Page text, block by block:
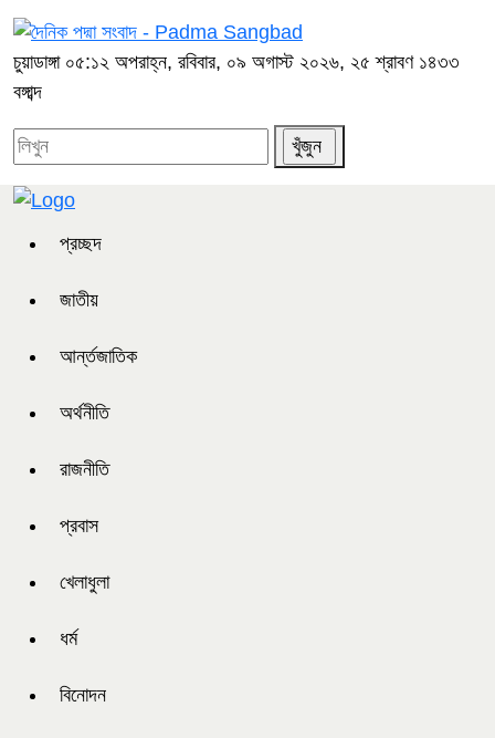
চুয়াডাঙ্গা ০৫:১২ অপরাহ্ন, রবিবার, ০৯ অগাস্ট ২০২৬, ২৫ শ্রাবণ ১৪৩৩
বঙ্গাব্দ
প্রচ্ছদ
জাতীয়
আর্ন্তজাতিক
অর্থনীতি
রাজনীতি
প্রবাস
খেলাধুলা
ধর্ম
বিনোদন